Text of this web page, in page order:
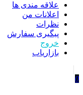
علاقه مندی ها
اعلانات من
نظرات
پیگیری سفارش
خروج
بازاریاب
0